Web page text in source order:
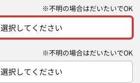
※不明の場合はだいたいでOK
選択してください
※不明の場合はだいたいでOK
選択してください